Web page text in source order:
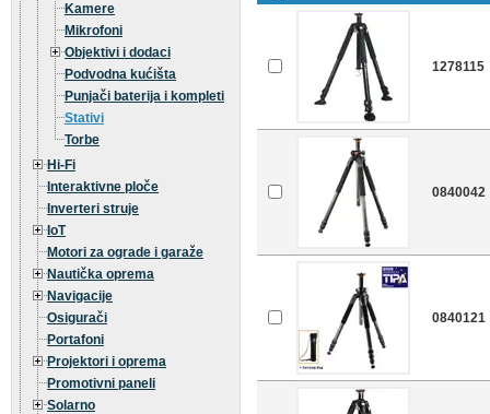
Kamere
Mikrofoni
Objektivi i dodaci
Podvodna kućišta
Punjači baterija i kompleti
Stativi
Torbe
Hi-Fi
Interaktivne ploče
Inverteri struje
IoT
Motori za ograde i garaže
Nautička oprema
Navigacije
Osigurači
Portafoni
Projektori i oprema
Promotivni paneli
Solarno
1278115
0840042
0840121